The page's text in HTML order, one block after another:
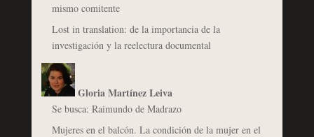
mismo comitente
Lost in translation: de la importancia de la
investigación y la reelectura documental
Gloria Martínez Leiva
Se busca: Raimundo de Madrazo
Mujeres en el balcón. La condición de la mujer en el